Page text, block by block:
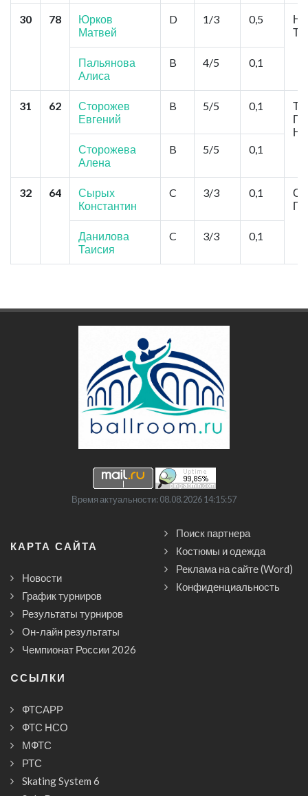
30 78
Юрков
Матвей
D 1/3 0,5
Пальянова
Алиса
B 4/5 0,1
31 62
Сторожев
Евгений
B 5/5 0,1
Сторожева
Алена
B 5/5 0,1
32 64
Сырых
Константин
C 3/3 0,1
Данилова
Таисия
C 3/3 0,1
Время актуальности: 08.08.2026 14:15:57
КАРТА САЙТА
Новости
График турниров
Результаты турниров
Он-лайн результаты
Чемпионат России 2026
Поиск партнера
Костюмы и одежда
Реклама на сайте (Word)
Конфиденциальность
CСЫЛКИ
ФТСАРР
ФТС НСО
МФТС
РТС
Skating System 6